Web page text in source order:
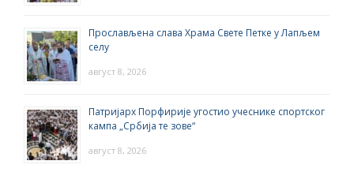
Прослављена слава Храма Свете Петке у Лапљем
селу
август 8, 2026
Патријарх Порфирије угостио учеснике спортског
кампа „Србија те зове“
август 8, 2026